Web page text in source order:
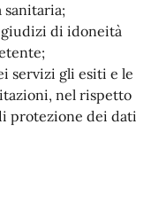
sanitaria;
giudizi di idoneità
servizi gli esiti e le
nel rispetto
protezione dei dati